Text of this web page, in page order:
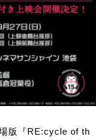
版『RE:cycle of th